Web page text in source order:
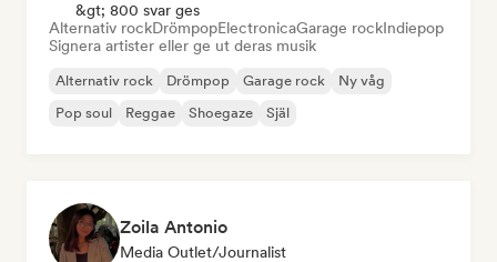
&gt; 800 svar ges
Alternativ rockDrömpopElectronicaGarage rockIndiepop
Signera artister eller ge ut deras musik
Alternativ rock Drömpop Garage rock
Ny våg
Pop soul
Reggae Shoegaze Själ
Zoila Antonio
Media Outlet/Journalist